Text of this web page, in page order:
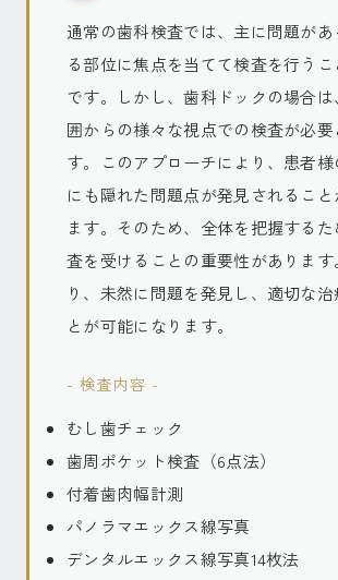
通常の歯科検査では、主に問題が
る部位に焦点を当てて検査を行うこ
です。しかし、歯科ドックの場合
囲からの様々な視点での検査が必要
す。このアプローチにより、患者
にも隠れた問題点が発見されること
ます。そのため、全体を把握する
査を受けることの重要性があります
り、未然に問題を発見し、適切な
とが可能になります。
- 検査内容 -
むし歯チェック
歯周ポケット検査（6点法）
付着歯肉幅計測
パノラマエックス線写真
デンタルエックス線写真14枚法